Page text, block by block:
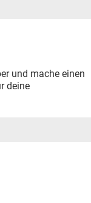
und mache einen
deine